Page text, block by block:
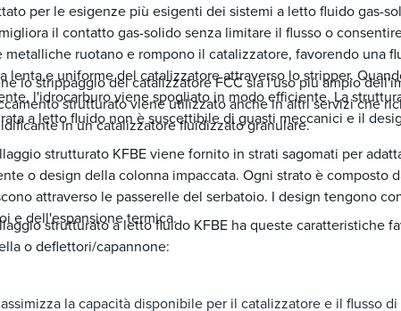
per le esigenze più esigenti dei sistemi a letto fluido gas-
il contatto gas-solido senza limitare il flusso o
metalliche ruotano e rompono il catalizzatore, favorendo una
lenta e uniforme del catalizzatore attraverso lo stripper.
l'idrocarburo viene spogliato in modo efficiente. La
a letto fluido non è suscettibile di guasti meccanici e il
lo strippaggio del catalizzatore FCC sia l'uso più ampio
strutturato viene utilizzato anche in altri servizi che
in un catalizzatore fluidizzato granulare.
strutturato KFBE viene fornito in strati sagomati per
o design della colonna impaccata. Ogni strato è composto
attraverso le passerelle del serbatoio. I design tengono
e dell'espansione termica.
strutturato a letto fluido KFBE ha queste caratteristiche
o deflettori/capannone:
la capacità disponibile per il catalizzatore e il flusso